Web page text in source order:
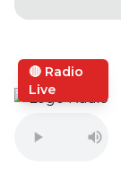
🔴 Radio
Live